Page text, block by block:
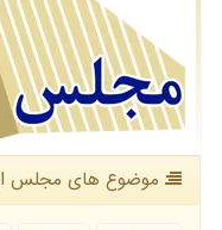
موضوع های مجلس